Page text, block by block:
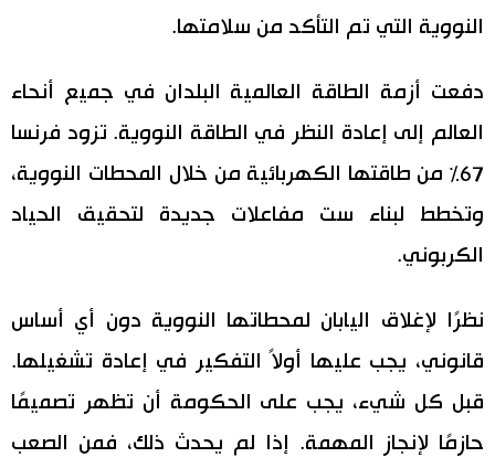
النووية التي تم التأكد من سلامتها.
دفعت أزمة الطاقة العالمية البلدان في جميع أنحاء
العالم إلى إعادة النظر في الطاقة النووية. تزود فرنسا
67٪ من طاقتها الكهربائية من خلال المحطات النووية،
وتخطط لبناء ست مفاعلات جديدة لتحقيق الحياد
الكربوني.
نظرًا لإغلاق اليابان لمحطاتها النووية دون أي أساس
قانوني، يجب عليها أولاً التفكير في إعادة تشغيلها.
قبل كل شيء، يجب على الحكومة أن تظهر تصميمًا
حازمًا لإنجاز المهمة. إذا لم يحدث ذلك، فمن الصعب